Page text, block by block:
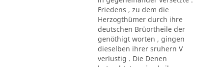
Friedens , zu dem die
Herzogthümer durch ihre
deutschen Brüortheile der
genöthigt worten , gingen
dieselben ihrer sruhern V
verlustig . Die Denen